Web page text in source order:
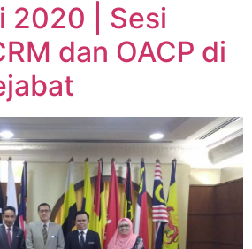
2020 | Sesi
dan OACP di